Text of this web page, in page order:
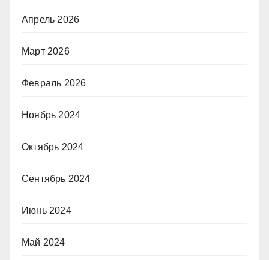
Апрель 2026
Март 2026
Февраль 2026
Ноябрь 2024
Октябрь 2024
Сентябрь 2024
Июнь 2024
Май 2024